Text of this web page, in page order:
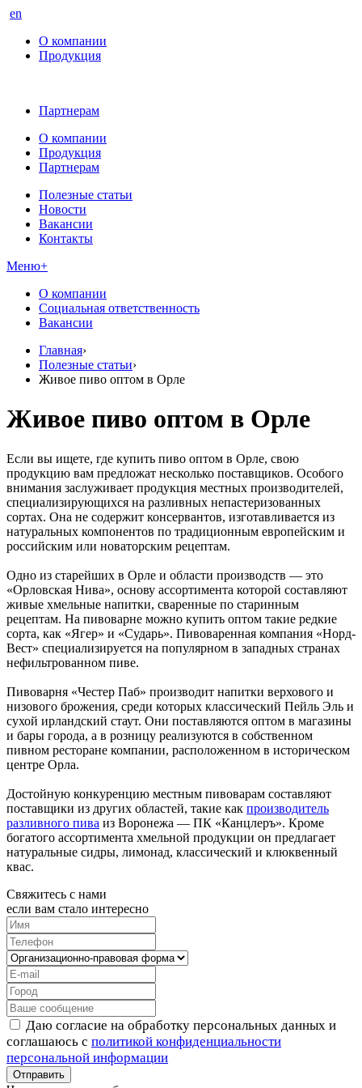
en
О компании
Продукция
Партнерам
О компании
Продукция
Партнерам
Полезные статьи
Новости
Вакансии
Контакты
Меню+
О компании
Социальная ответственность
Вакансии
Главная›
Полезные статьи›
Живое пиво оптом в Орле
Живое пиво оптом в Орле
Если вы ищете, где купить пиво оптом в Орле, свою
продукцию вам предложат несколько поставщиков. Особого
внимания заслуживает продукция местных производителей,
специализирующихся на разливных непастеризованных
сортах. Она не содержит консервантов, изготавливается из
натуральных компонентов по традиционным европейским и
российским или новаторским рецептам.
Одно из старейших в Орле и области производств — это
«Орловская Нива», основу ассортимента которой составляют
живые хмельные напитки, сваренные по старинным
рецептам. На пивоварне можно купить оптом такие редкие
сорта, как «Ягер» и «Сударь». Пивоваренная компания «Норд-
Вест» специализируется на популярном в западных странах
нефильтрованном пиве.
Пивоварня «Честер Паб» производит напитки верхового и
низового брожения, среди которых классический Пейль Эль и
сухой ирландский стаут. Они поставляются оптом в магазины
и бары города, а в розницу реализуются в собственном
пивном ресторане компании, расположенном в историческом
центре Орла.
Достойную конкуренцию местным пивоварам составляют
поставщики из других областей, такие как производитель
разливного пива из Воронежа — ПК «Канцлеръ». Кроме
богатого ассортимента хмельной продукции он предлагает
натуральные сидры, лимонад, классический и клюквенный
квас.
Свяжитесь с нами
если вам стало интересно
Даю согласие на обработку персональных данных и
соглашаюсь с политикой конфиденциальности
персональной информации